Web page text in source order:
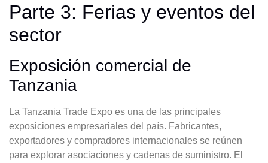
Parte 3: Ferias y eventos del
sector
Exposición comercial de
Tanzania
La Tanzania Trade Expo es una de las principales
exposiciones empresariales del país. Fabricantes,
exportadores y compradores internacionales se reúnen
para explorar asociaciones y cadenas de suministro. El